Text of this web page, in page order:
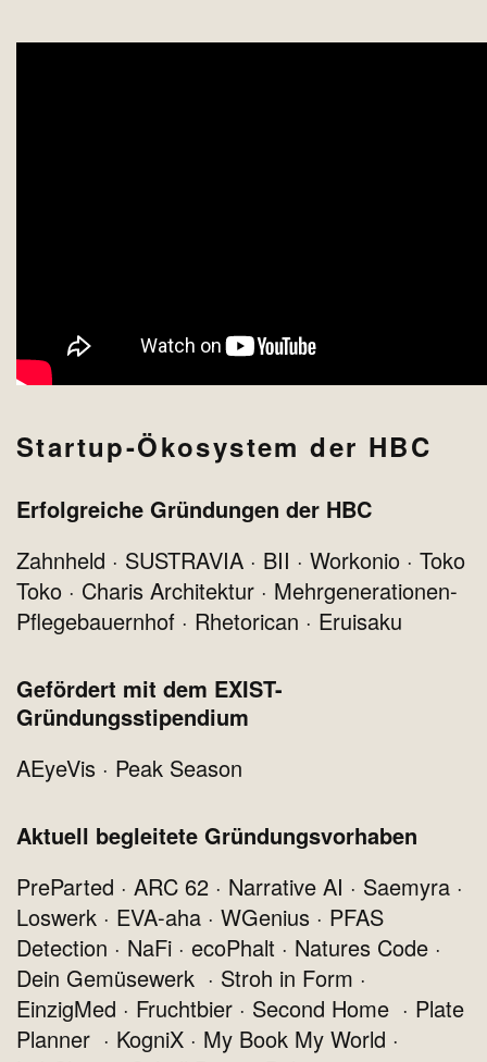
Startup-Ökosystem der HBC
Erfolgreiche Gründungen der HBC
Zahnheld · SUSTRAVIA · BII · Workonio · Toko
Toko · Charis Architektur · Mehrgenerationen-
Pflegebauernhof · Rhetorican · Eruisaku
Gefördert mit dem EXIST-
Gründungsstipendium
AEyeVis · Peak Season
Aktuell begleitete Gründungsvorhaben
PreParted · ARC 62 · Narrative AI · Saemyra ·
Loswerk · EVA-aha · WGenius · PFAS
Detection · NaFi · ecoPhalt · Natures Code ·
Dein Gemüsewerk · Stroh in Form ·
EinzigMed · Fruchtbier · Second Home · Plate
Planner · KogniX · My Book My World ·